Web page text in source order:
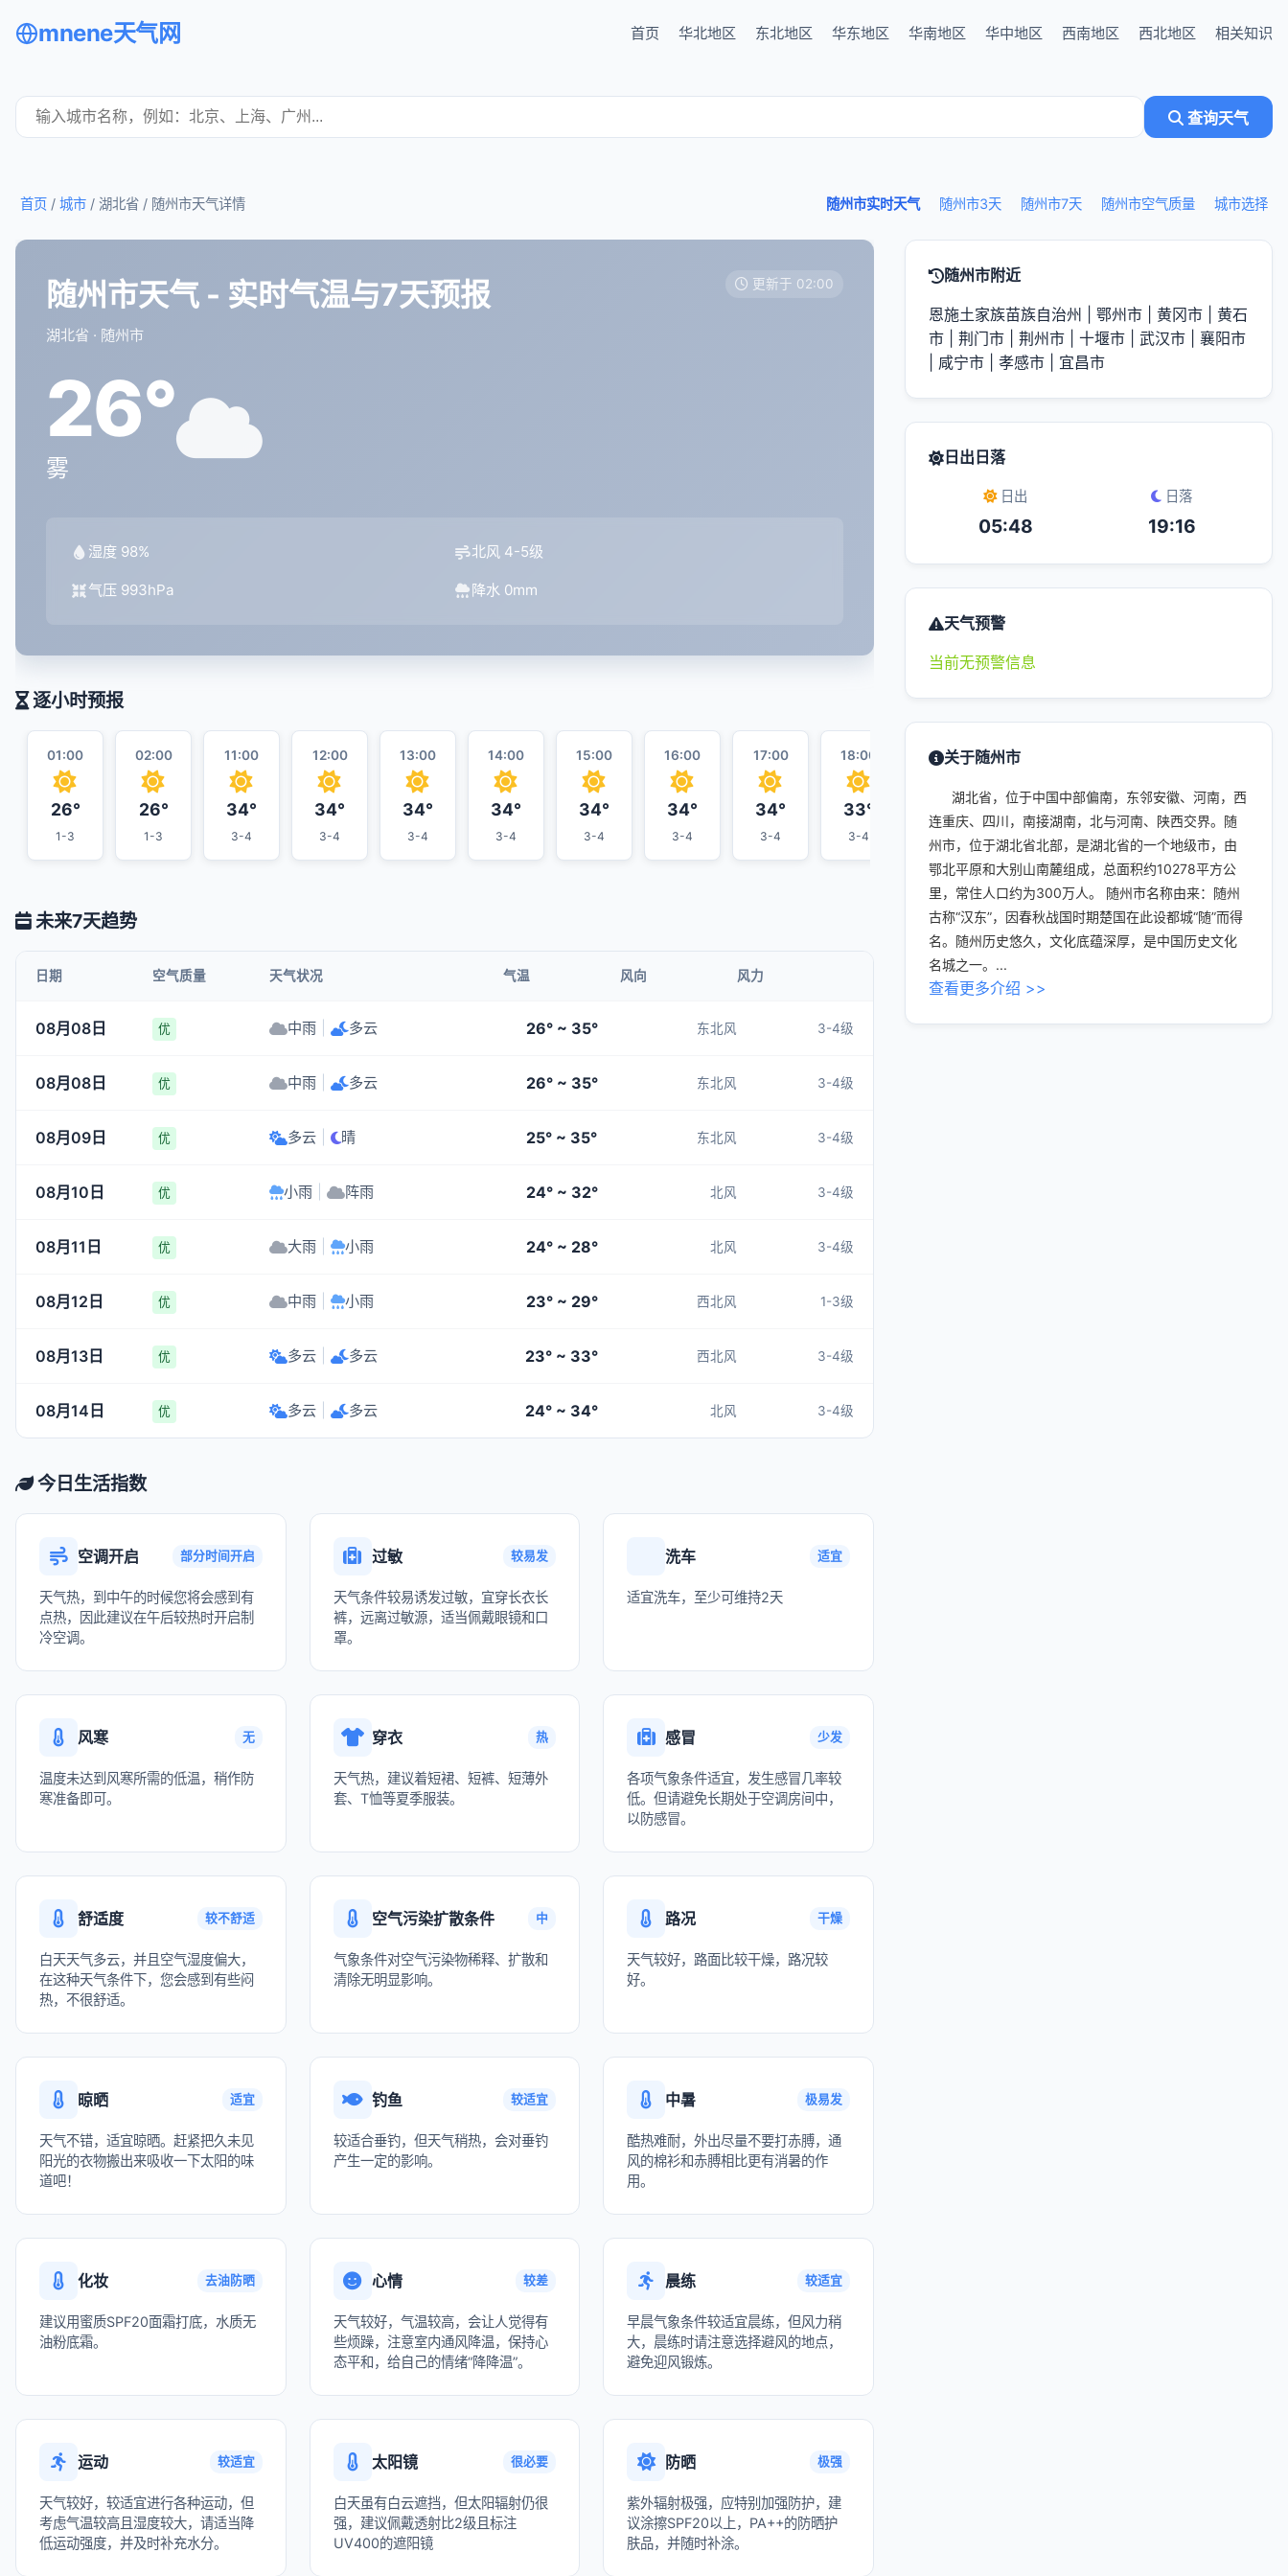
mnene天气网 首页 华北地区 东北地区 华东地区 华南地区 华中地区 西南地区 西北地区 相关知识
查询天气
随州市实时天气 随州市3天 随州市7天 随州市空气质量 城市选择
首页 / 城市 / 湖北省 / 随州市天气详情
随州市天气 - 实时气温与7天预报
湖北省 · 随州市
更新于 02:00
26°
雾
湿度 98% 北风 4-5级
气压 993hPa 降水 0mm
逐小时预报
01:00
26°
1-3
02:00
26°
1-3
11:00
34°
3-4
12:00
34°
3-4
13:00
34°
3-4
14:00
34°
3-4
15:00
34°
3-4
16:00
34°
3-4
17:00
34°
3-4
18:00
33°
3-4
19:00
32°
3-4
20:00
31°
3-4
26°
1-3
28°
3-4
未来7天趋势
日期 空气质量 天气状况 气温 风向 风力
08月08日 优 中雨 多云 26° ~ 35° 东北风 3-4级
08月08日 优 中雨 多云 26° ~ 35° 东北风 3-4级
08月09日 优 多云 晴 25° ~ 35° 东北风 3-4级
08月10日 优 小雨 阵雨 24° ~ 32° 北风 3-4级
08月11日 优 大雨 小雨 24° ~ 28° 北风 3-4级
08月12日 优 中雨 小雨 23° ~ 29° 西北风 1-3级
08月13日 优 多云 多云 23° ~ 33° 西北风 3-4级
08月14日 优 多云 多云 24° ~ 34° 北风 3-4级
今日生活指数
空调开启 部分时间开启
天气热，到中午的时候您将会感到有
点热，因此建议在午后较热时开启制
冷空调。
过敏 较易发
天气条件较易诱发过敏，宜穿长衣长
裤，远离过敏源，适当佩戴眼镜和口
罩。
洗车 适宜
适宜洗车，至少可维持2天
风寒 无
温度未达到风寒所需的低温，稍作防
寒准备即可。
穿衣 热
天气热，建议着短裙、短裤、短薄外
套、T恤等夏季服装。
感冒 少发
各项气象条件适宜，发生感冒几率较
低。但请避免长期处于空调房间中，
以防感冒。
舒适度 较不舒适
白天天气多云，并且空气湿度偏大，
在这种天气条件下，您会感到有些闷
热，不很舒适。
空气污染扩散条件 中
气象条件对空气污染物稀释、扩散和
清除无明显影响。
路况 干燥
天气较好，路面比较干燥，路况较
好。
晾晒 适宜
天气不错，适宜晾晒。赶紧把久未见
阳光的衣物搬出来吸收一下太阳的味
道吧！
钓鱼 较适宜
较适合垂钓，但天气稍热，会对垂钓
产生一定的影响。
中暑 极易发
酷热难耐，外出尽量不要打赤膊，通
风的棉衫和赤膊相比更有消暑的作
用。
化妆 去油防晒
建议用蜜质SPF20面霜打底，水质无
油粉底霜。
心情 较差
天气较好，气温较高，会让人觉得有
些烦躁，注意室内通风降温，保持心
态平和，给自己的情绪“降降温”。
晨练 较适宜
早晨气象条件较适宜晨练，但风力稍
大，晨练时请注意选择避风的地点，
避免迎风锻炼。
运动 较适宜
天气较好，较适宜进行各种运动，但
考虑气温较高且湿度较大，请适当降
低运动强度，并及时补充水分。
太阳镜 很必要
白天虽有白云遮挡，但太阳辐射仍很
强，建议佩戴透射比2级且标注
UV400的遮阳镜
防晒 极强
紫外辐射极强，应特别加强防护，建
议涂擦SPF20以上，PA++的防晒护
肤品，并随时补涂。
随州市附近
恩施土家族苗族自治州 鄂州市 黄冈市
黄石
市
荆门市 荆州市 十堰市 武汉市
襄阳市
咸宁市 孝感市 宜昌市
日出日落
日出
05:48
日落
19:16
天气预警
当前无预警信息
关于随州市
湖北省，位于中国中部偏南，东邻安徽、河南，西
连重庆、四川，南接湖南，北与河南、陕西交界。随
州市，位于湖北省北部，是湖北省的一个地级市，由
鄂北平原和大别山南麓组成，总面积约10278平方公
里，常住人口约为300万人。 随州市名称由来：随州
古称“汉东”，因春秋战国时期楚国在此设都城“随”而得
名。随州历史悠久，文化底蕴深厚，是中国历史文化
名城之一。...
查看更多介绍 >>